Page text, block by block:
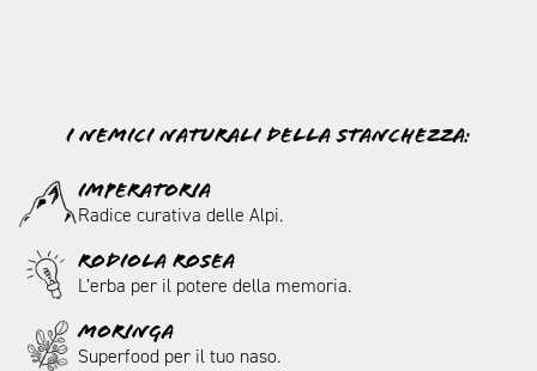
I nemici naturali della stanchezza:
Imperatoria
Radice curativa delle Alpi.
Rodiola rosea
L’erba per il potere della memoria.
MORINGA
Superfood per il tuo naso.